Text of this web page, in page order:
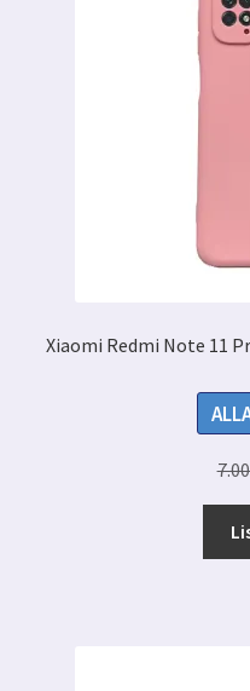
Xiaomi Redmi Note 11